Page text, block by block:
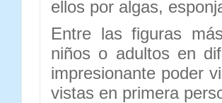
ellos por algas,
Entre las figuras
niños o adultos en
impresionante poder
vistas en primera